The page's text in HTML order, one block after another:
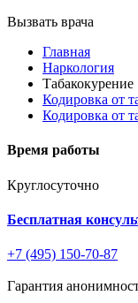
Вызвать врача
Главная
Наркология
Табакокурение
Кодировка от
Кодировка от
Время работы
Круглосуточно
Бесплатная
+7 (495) 150-70-87
Гарантия